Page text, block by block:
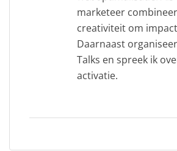
marketeer
creativiteit om
Daarnaast
Talks en spreek ik
activatie.